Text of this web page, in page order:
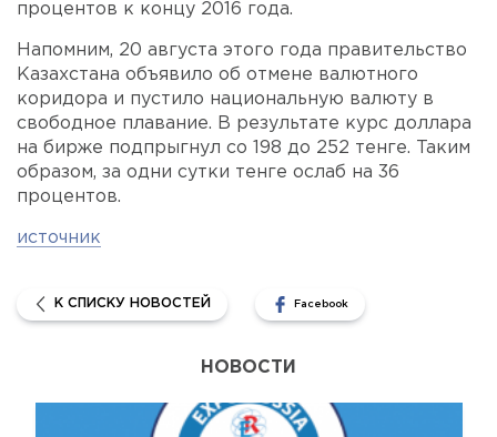
процентов к концу 2016 года.
Напомним, 20 августа этого года правительство
Казахстана объявило об отмене валютного
коридора и пустило национальную валюту в
свободное плавание. В результате курс доллара
на бирже подпрыгнул со 198 до 252 тенге. Таким
образом, за одни сутки тенге ослаб на 36
процентов.
источник
К СПИСКУ НОВОСТЕЙ Facebook
НОВОСТИ